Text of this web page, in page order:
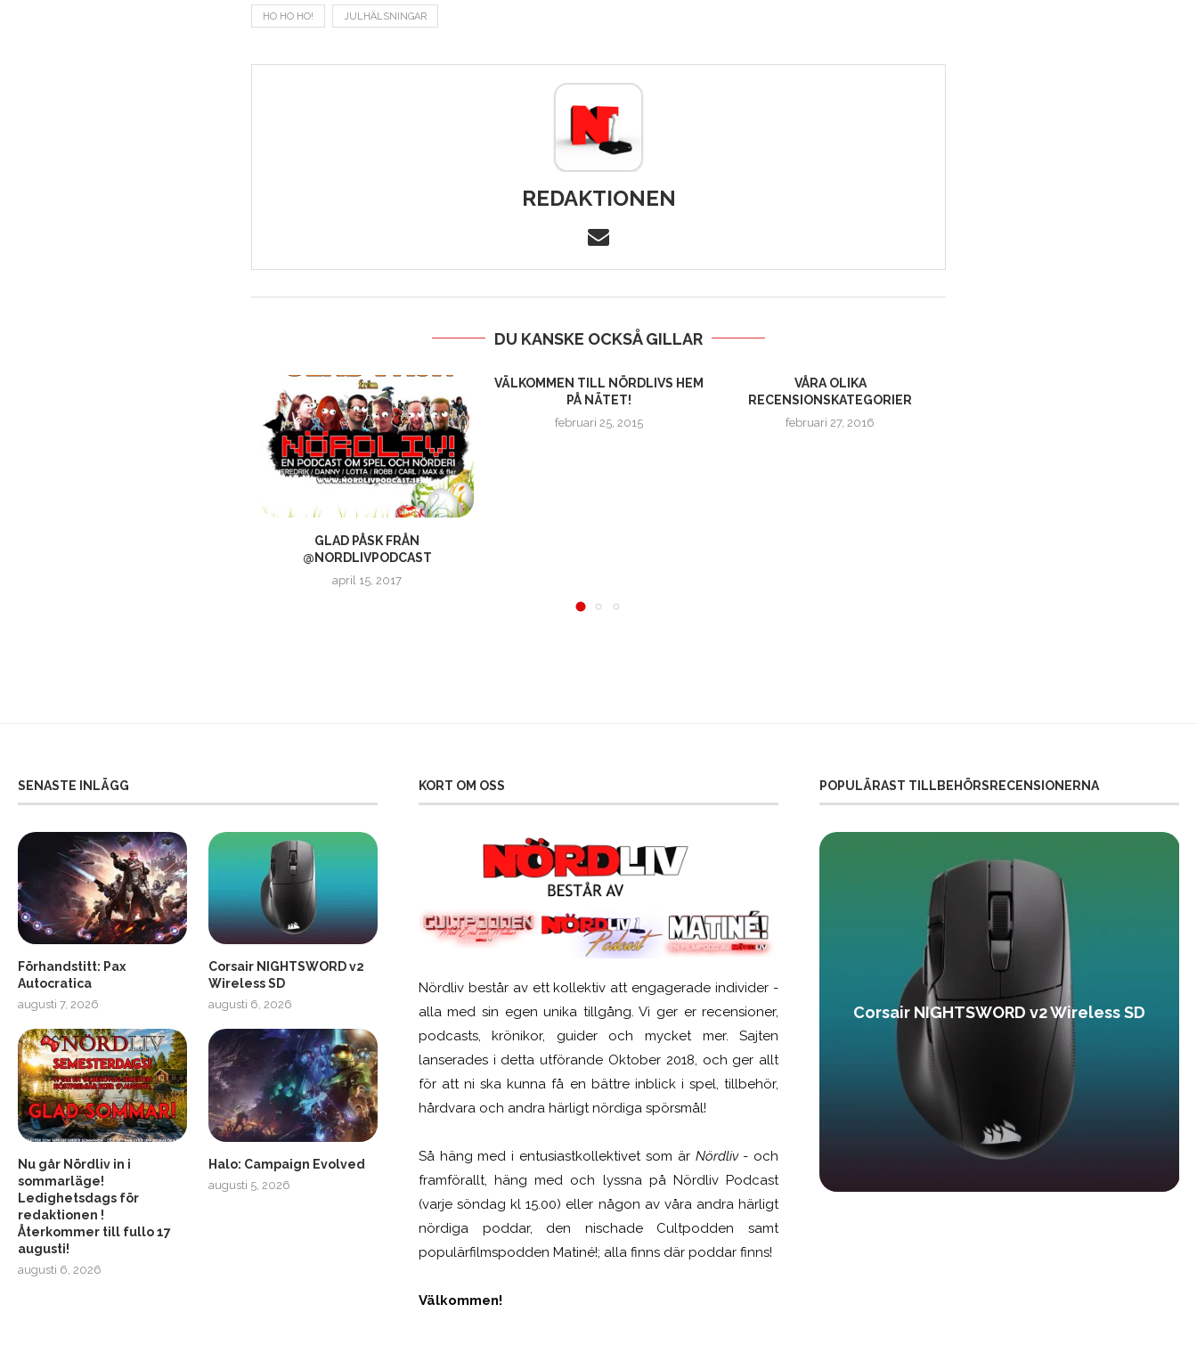
HO HO HO! JULHÄLSNINGAR
REDAKTIONEN
DU KANSKE OCKSÅ GILLAR
GLAD PÅSK FRÅN
@NORDLIVPODCAST
april 15, 2017
VÄLKOMMEN TILL NÖRDLIVS HEM
PÅ NÄTET!
februari 25, 2015
VÅRA OLIKA
RECENSIONSKATEGORIER
februari 27, 2016
SENASTE INLÄGG
Förhandstitt: Pax
Autocratica
augusti 7, 2026
Corsair NIGHTSWORD v2
Wireless SD
augusti 6, 2026
Nu går Nördliv in i
sommarläge!
Ledighetsdags för
redaktionen !
Återkommer till fullo 17
augusti!
augusti 6, 2026
Halo: Campaign Evolved
augusti 5, 2026
KORT OM OSS
Nördliv består av ett kollektiv att engagerade individer -
alla med sin egen unika tillgång. Vi ger er recensioner,
podcasts, krönikor, guider och mycket mer. Sajten
lanserades i detta utförande Oktober 2018, och ger allt
för att ni ska kunna få en bättre inblick i spel, tillbehör,
hårdvara och andra härligt nördiga spörsmål!
Så häng med i entusiastkollektivet som är Nördliv- och
framförallt, häng med och lyssna på Nördliv Podcast
(varje söndag kl 15.00) eller någon av våra andra härligt
nördiga poddar, den nischade Cultpodden samt
populärfilmspodden Matiné!; alla finns där poddar finns!
Välkommen!
POPULÄRAST TILLBEHÖRSRECENSIONERNA
Soundcore Liberty 5 Pro SCUF Gaming Omega Corsair NIGHTSWORD v2 Wireless SD